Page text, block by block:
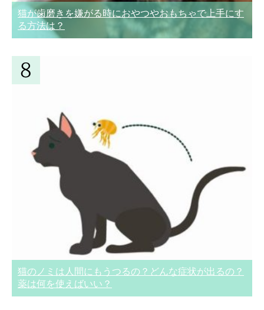
猫が歯磨きを嫌がる時におやつやおもちゃで上手にす
る方法は？
猫のノミは人間にもうつるの？どんな症状が出るの？
薬は何を使えばいい？